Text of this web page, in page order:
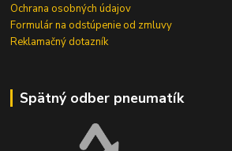
Ochrana osobných údajov
Formulár na odstúpenie od zmluvy
Reklamačný dotazník
Spätný odber pneumatík